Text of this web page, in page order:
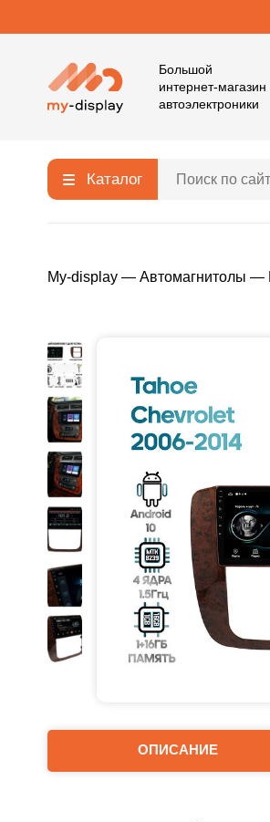
Большой
интернет-магазин
автоэлектроники
Каталог
My-display — Автомагнитолы —
ОПИСАНИЕ